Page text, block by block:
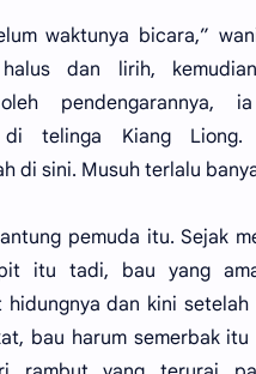
waktunya bicara,”
halus dan lirih,
pendengarannya, ia
di telinga Kiang Liong.
di sini. Musuh terlalu
pemuda itu. Sejak
itu tadi, bau yang
hidungnya dan kini
bau harum semerbak